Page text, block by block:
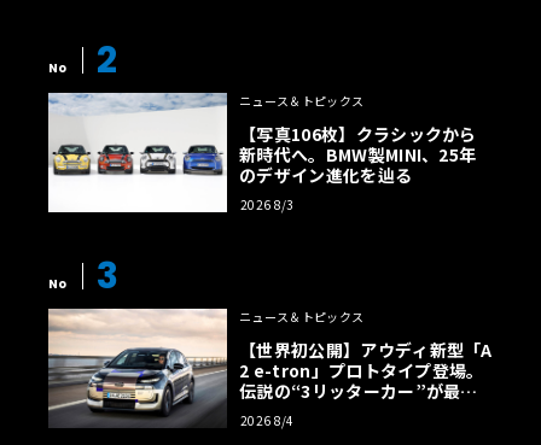
No 2
ニュース＆トピックス
【写真106枚】クラシックから
新時代へ。BMW製MINI、25年
のデザイン進化を辿る
2026 8/3
No 3
ニュース＆トピックス
【世界初公開】アウディ新型「A
2 e-tron」プロトタイプ登場。
伝説の“3リッターカー”が最高
効率エントリーBEVとして復活
【画像38枚】
2026 8/4